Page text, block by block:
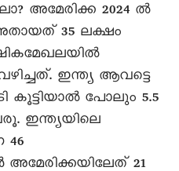
അമേരിക്ക 2024 ൽ
35 ലക്ഷം
ഇന്ത്യ ആവട്ടെ
കൂട്ടിയാൽ പോലും 5.5
ഇന്ത്യയിലെ
21